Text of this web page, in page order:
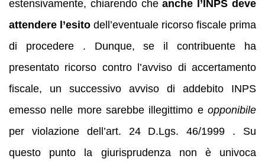
estensivamente, chiarendo cheanche l’INPS deve
attendere l’esito dell’eventuale ricorso fiscale prima
di procedere . Dunque, se il contribuente ha
presentato ricorso contro l’avviso di accertamento
fiscale, un successivo avviso di addebito INPS
emesso nelle more sarebbe illegittimo e opponibile
per violazione dell’art. 24 D.Lgs. 46/1999 . Su
questo punto la giurisprudenza non è univoca